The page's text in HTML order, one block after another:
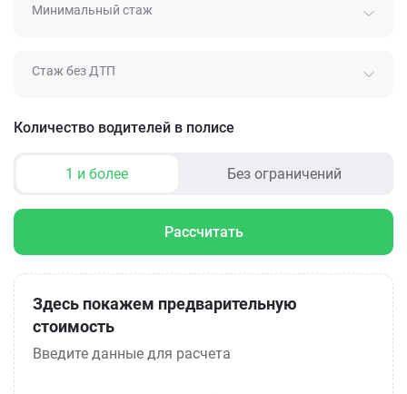
Минимальный стаж
Стаж без ДТП
Количество водителей в полисе
1 и более Без ограничений
Рассчитать
Здесь покажем предварительную
стоимость
Введите данные для расчета